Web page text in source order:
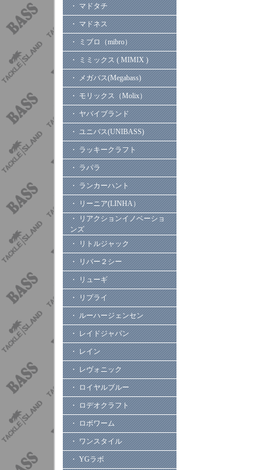
・ マドタチ
・ マドネス
・ ミブロ（mibro）
・ ミミックス ( MIMIX )
・ メガバス(Megabass)
・ モリックス（Molix）
・ ヤバイブランド
・ ユニバス(UNIBASS)
・ ラッキークラフト
・ ラパラ
・ ランカーハント
・ リーニア(LINHA）
・ リアクションイノベーショ
ンズ
・ リトルジャック
・ リバー２シー
・ リューギ
・ リプライ
・ ルーハージェンセン
・ レイドジャパン
・ レイン
・ レヴォニック
・ ロイヤルブルー
・ ロデオクラフト
・ ロボワーム
・ ワンスタイル
・ YGラボ